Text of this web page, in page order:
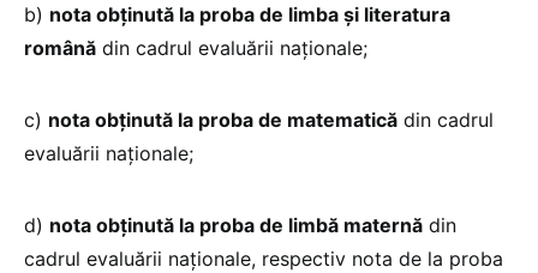
b) nota obținută la proba de limba și literatura
română din cadrul evaluării naționale;
c) nota obținută la proba de matematică din cadrul
evaluării naționale;
d) nota obținută la proba de limbă maternă din
cadrul evaluării naționale, respectiv nota de la proba